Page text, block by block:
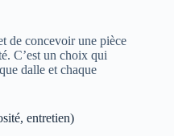
de concevoir une pièce
C’est un choix qui
dalle et chaque
entretien)